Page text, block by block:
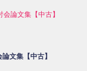
文集【中古】